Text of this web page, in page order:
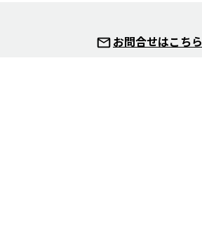
お問合せはこちら